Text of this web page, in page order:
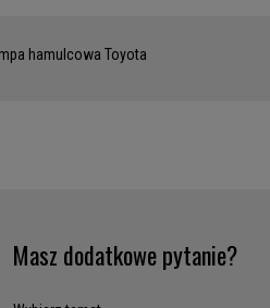
hamulcowa Toyota
Masz dodatkowe pytanie?